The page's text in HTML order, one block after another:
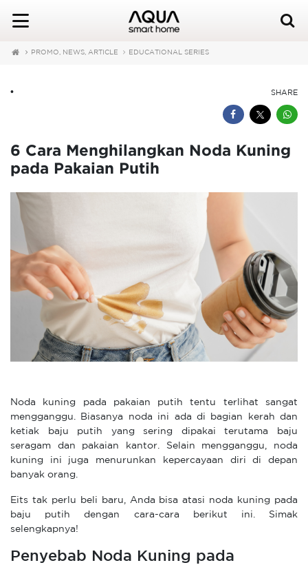
PROMO, NEWS, ARTICLE EDUCATIONAL SERIES
SHARE
•
6 Cara Menghilangkan Noda Kuning
pada Pakaian Putih
Noda kuning pada pakaian putih tentu terlihat sangat
mengganggu. Biasanya noda ini ada di bagian kerah dan
ketiak baju putih yang sering dipakai terutama baju
seragam dan pakaian kantor. Selain mengganggu, noda
kuning ini juga menurunkan kepercayaan diri di depan
banyak orang.
Eits tak perlu beli baru, Anda bisa atasi noda kuning pada
baju putih dengan cara-cara berikut ini. Simak
selengkapnya!
Penyebab Noda Kuning pada